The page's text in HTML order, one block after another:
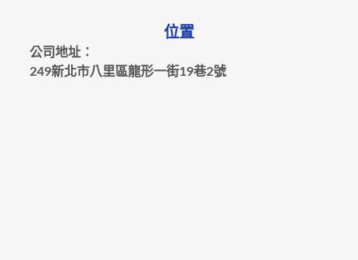
位置
公司地址：
249新北市八里區龍形一街19巷2號